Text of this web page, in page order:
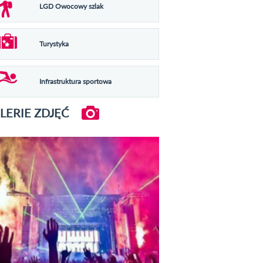
LGD Owocowy szlak
Turystyka
Infrastruktura sportowa
ZDJĘĆ